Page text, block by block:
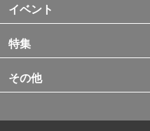
イベント
特集
その他